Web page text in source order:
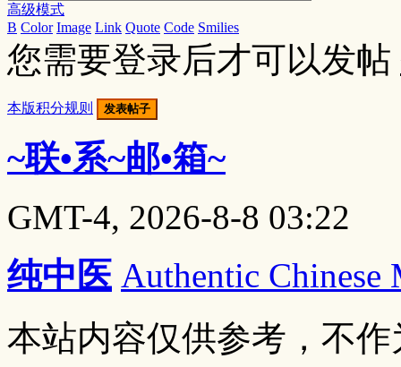
高级模式
B Color Image Link Quote Code Smilies
您需要登录后才可以发帖
本版积分规则 发表帖子
~联•系~邮•箱~
GMT-4, 2026-8-8 03:22
纯中医 Authentic
本站内容仅供参考，不